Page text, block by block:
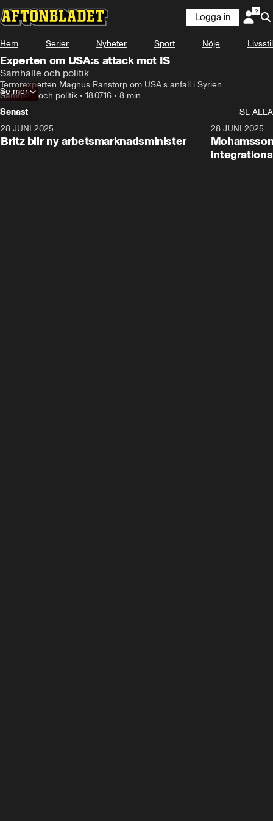
Logga in
Hem Serier Nyheter Sport Nöje Livsstil
Experten om USA:s attack mot IS
Samhälle och politik
Terrorexperten Magnus Ranstorp om USA:s anfall i Syrien
Samhälle och politik • 18.07.16 • 8 min
Se mer
Senast
SE ALLA
28 JUNI 2025
Britz blir ny arbetsmarknadsminister
28 JUNI 2025